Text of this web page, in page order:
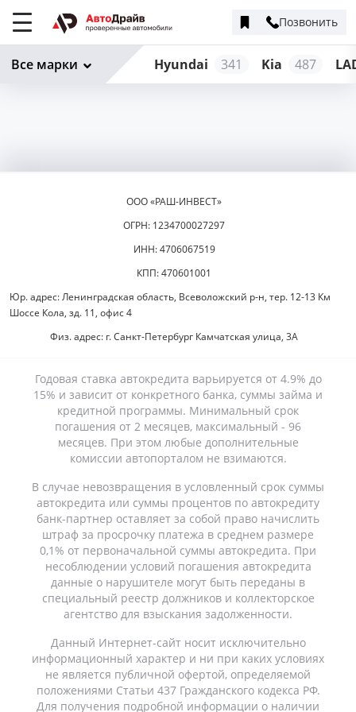
Позвонить
Hyundai 341 Kia 487
Все марки
ООО «РАШ-ИНВЕСТ»
ОГРН: 1234700027297
ИНН: 4706067519
КПП: 470601001
Юр. адрес: Ленинградская область, Всеволожский р-н, тер. 12-13 Км
Шоссе Кола, зд. 11, офис 4
Физ. адрес: г. Санкт-Петербург Камчатская улица, 3А
Годовая ставка автокредита варьируется от 4.9% до
15% и зависит от конкретного банка, суммы займа и
погашения от 2 месяцев, максимальный - 96
месяцев. При этом любые дополнительные
комиссии автопорталом не взимаются.
В случае невозвращения в условленный срок суммы